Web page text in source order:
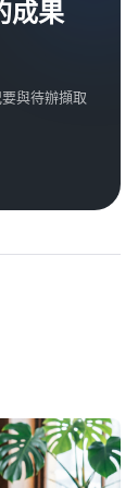
成果
與待辦擷取